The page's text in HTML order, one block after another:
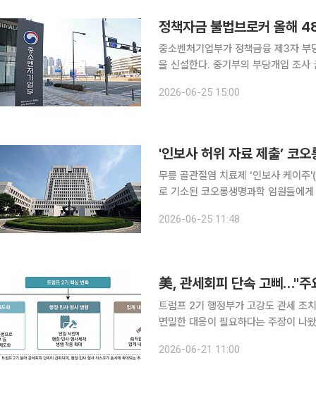
중소벤처기업부가 정책금융 제3자 부
을 신설한다. 중기부의 부당개입 조사 권한
2026-06-25 15:00
'인보사 허위 자료 제출’ 코
무릎 골관절염 치료제 ‘인보사 케이
로 기소된 코오롱생명과학 임원들에게 무죄가 확정됐다. 25일
2026-06-25 11:48
美, 관세회피 단속 고삐…"주
트럼프 2기 행정부가 고강도 관세 조
면밀한 대응이 필요하다는 주장이 나
동향’ 보고서에 따르면, 최근 미국의
2026-06-21 11:00